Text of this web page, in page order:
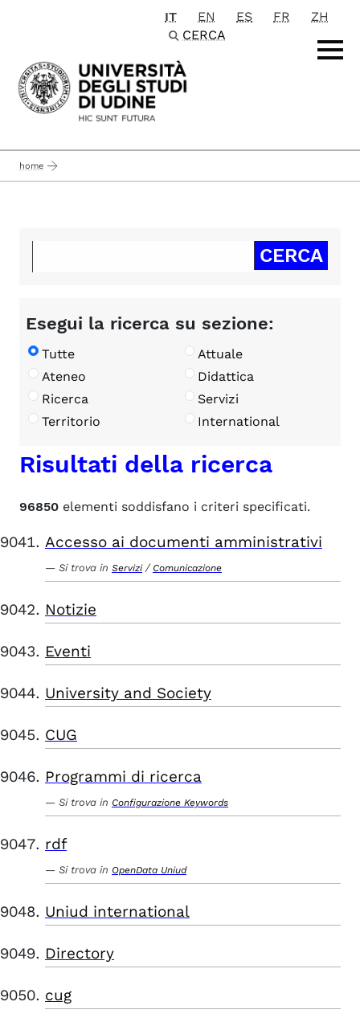
Passa al contenuto principale
IT EN ES FR
ZH
CERCA
home
Esegui la ricerca su sezione:
Tutte
Attuale
Ateneo
Didattica
Ricerca
Servizi
Territorio
International
Risultati della ricerca
96850 elementi soddisfano i criteri specificati.
Accesso ai documenti amministrativi
Si trova in Servizi / Comunicazione
Notizie
Eventi
University and Society
CUG
Programmi di ricerca
Si trova in Configurazione Keywords
rdf
Si trova in OpenData Uniud
Uniud international
Directory
cug